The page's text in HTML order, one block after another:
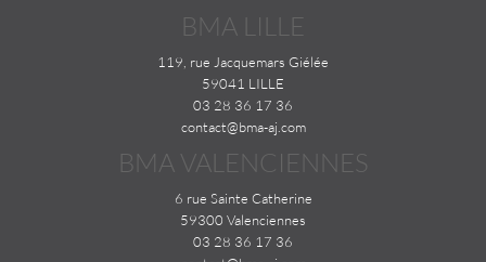
BMA LILLE
119, rue Jacquemars Giélée
59041 LILLE
03 28 36 17 36
contact@bma-aj.com
BMA VALENCIENNES
6 rue Sainte Catherine
59300 Valenciennes
03 28 36 17 36